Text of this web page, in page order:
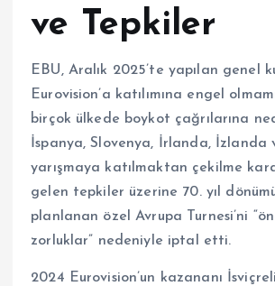
ve Tepkiler
EBU, Aralık 2025’te yapılan genel
Eurovision’a katılımına engel
birçok ülkede boykot çağrılarına
İspanya, Slovenya, İrlanda, İzlanda
yarışmaya katılmaktan çekilme
gelen tepkiler üzerine 70. yıl
planlanan özel Avrupa Turnesi’ni
zorluklar” nedeniyle iptal etti.
2024 Eurovision’un kazananı